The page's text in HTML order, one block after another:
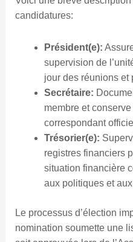
candidatures:
Président(e):
supervision de
jour des réunions et
Secrétaire:
membre et
correspondant
Trésorier(e):
registres financiers
situation financière
aux politiques et
Le processus d’élection
nomination soumette une